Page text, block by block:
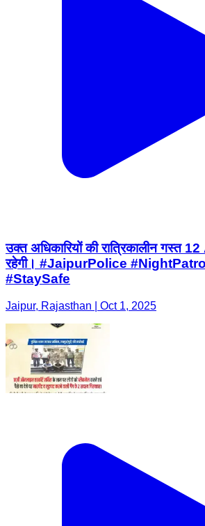
उक्त अधिकारियों की रात्रिकालीन गस्त
रहेगी। #JaipurPolice
#StaySafe
Jaipur, Rajasthan | Oct 1, 2025